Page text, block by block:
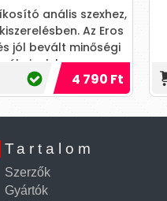
anális szexhez,
Az Eros
jól bevált minőségi
kom
4 790 Ft
Tartalom
Szerzők
Gyártók